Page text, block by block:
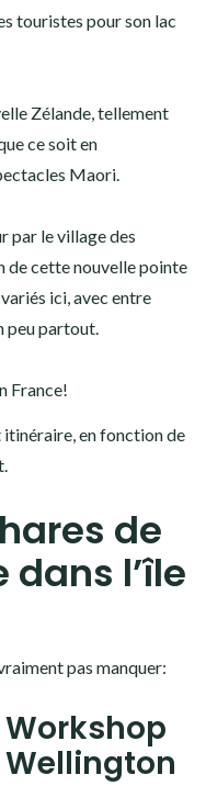
touristes pour son lac
Zélande, tellement
ce soit en
Maori.
par le village des
de cette nouvelle pointe
ici, avec entre
peu partout.
France!
en fonction de
de
l’île
pas manquer:
Wellington